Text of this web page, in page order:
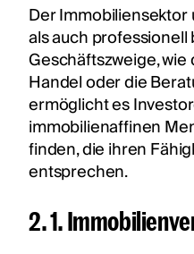
Der Immobiliensektor
als auch
Geschäftszweige, wie
Handel oder die
ermöglicht es
immobilienaffinen
finden, die ihren
entsprechen.
2. 1.